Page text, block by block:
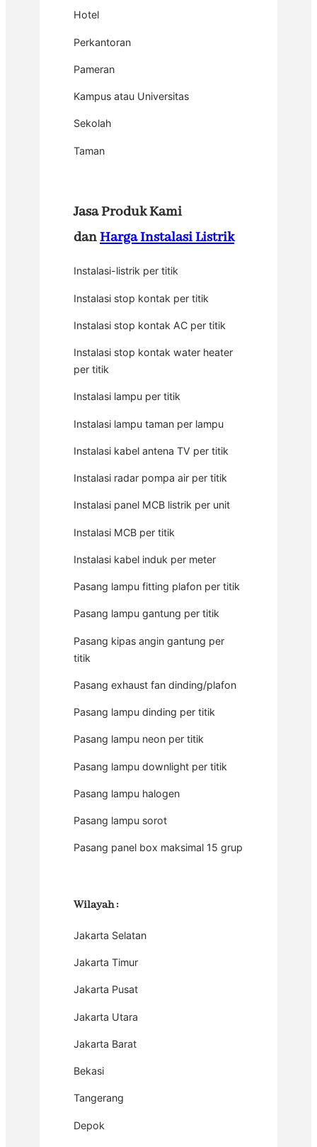
Hotel
Perkantoran
Pameran
Kampus atau Universitas
Sekolah
Taman
Jasa Produk Kami
danHarga Instalasi Listrik
Instalasi-listrik per titik
Instalasi stop kontak per titik
Instalasi stop kontak AC per titik
Instalasi stop kontak water heater
per titik
Instalasi lampu per titik
Instalasi lampu taman per lampu
Instalasi kabel antena TV per titik
Instalasi radar pompa air per titik
Instalasi panel MCB listrik per unit
Instalasi MCB per titik
Instalasi kabel induk per meter
Pasang lampu fitting plafon per titik
Pasang lampu gantung per titik
Pasang kipas angin gantung per
titik
Pasang exhaust fan dinding/plafon
Pasang lampu dinding per titik
Pasang lampu neon per titik
Pasang lampu downlight per titik
Pasang lampu halogen
Pasang lampu sorot
Pasang panel box maksimal 15 grup
Wilayah:
Jakarta Selatan
Jakarta Timur
Jakarta Pusat
Jakarta Utara
Jakarta Barat
Bekasi
Tangerang
Depok